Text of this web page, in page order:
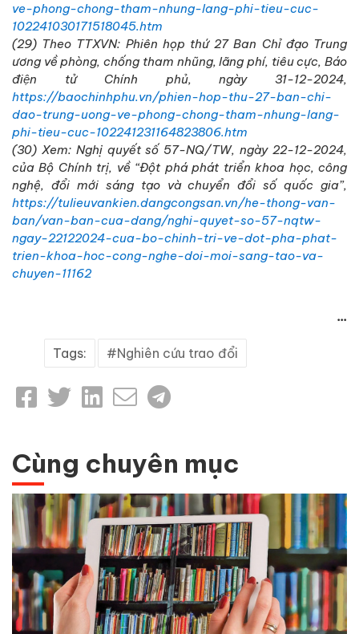
ve-phong-chong-tham-nhung-lang-phi-tieu-cuc-
102241030171518045.htm
(29) Theo TTXVN: Phiên họp thứ 27 Ban Chỉ đạo Trung
ương về phòng, chống tham nhũng, lãng phí, tiêu cực, Báo
điện tử Chính phủ, ngày 31-12-2024,
https://baochinhphu.vn/phien-hop-thu-27-ban-chi-
dao-trung-uong-ve-phong-chong-tham-nhung-lang-
phi-tieu-cuc-102241231164823806.htm
(30) Xem: Nghị quyết số 57-NQ/TW, ngày 22-12-2024,
của Bộ Chính trị, về “Đột phá phát triển khoa học, công
nghệ, đổi mới sáng tạo và chuyển đổi số quốc gia”,
https://tulieuvankien.dangcongsan.vn/he-thong-van-
ban/van-ban-cua-dang/nghi-quyet-so-57-nqtw-
ngay-22122024-cua-bo-chinh-tri-ve-dot-pha-phat-
trien-khoa-hoc-cong-nghe-doi-moi-sang-tao-va-
chuyen-11162
...
Tags: Nghiên cứu trao đổi
Cùng chuyên mục